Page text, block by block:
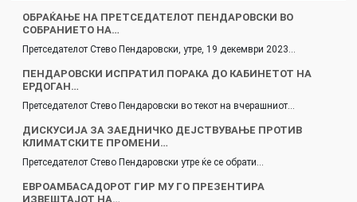
ОБРАЌАЊЕ НА ПРЕТСЕДАТЕЛОТ ПЕНДАРОВСКИ ВО
СОБРАНИЕТО НА…
Претседателот Стево Пендаровски, утре, 19 декември 2023…
ПЕНДАРОВСКИ ИСПРАТИЛ ПОРАКА ДО КАБИНЕТОТ НА
ЕРДОГАН…
Претседателот Стево Пендаровски во текот на вчерашниот…
ДИСКУСИЈА ЗА ЗАЕДНИЧКО ДЕЈСТВУВАЊЕ ПРОТИВ
КЛИМАТСКИТЕ ПРОМЕНИ…
Претседателот Стево Пендаровски утре ќе се обрати…
ЕВРОАМБАСАДОРОТ ГИР МУ ГО ПРЕЗЕНТИРА
ИЗВЕШТАЈОТ НА…